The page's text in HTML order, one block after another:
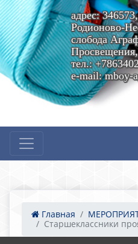
адрес:
Родионово-
слобода
тел.:
e-mail: mboy-
Главная
Старшеклассники